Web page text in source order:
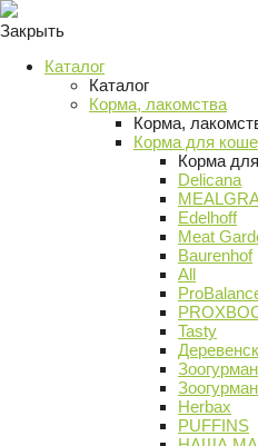
Закрыть
Каталог
Каталог
Корма, лакомства
Корма,
Корма для
Корма
Delicana
Edelhoff
Meat
Baurenhof
All
Tasty
Herbax
PUFFINS